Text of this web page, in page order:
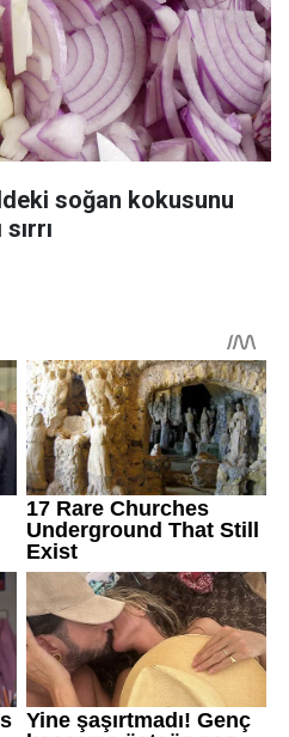
soğan kokusunu